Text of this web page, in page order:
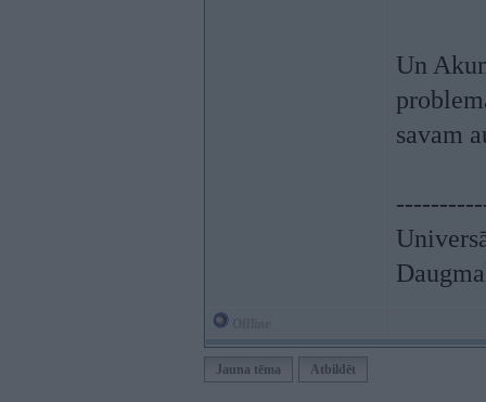
Un
savam
Jauna tēma Atbildēt